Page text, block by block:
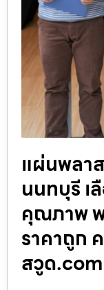
แผ่นพลา
นนทบุรี เ
คุณภาพ พ
ราคาถูก
สวูด.com